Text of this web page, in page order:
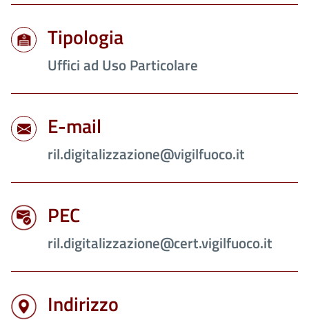
Tipologia
Uffici ad Uso Particolare
E-mail
ril.digitalizzazione@vigilfuoco.it
PEC
ril.digitalizzazione@cert.vigilfuoco.it
Indirizzo